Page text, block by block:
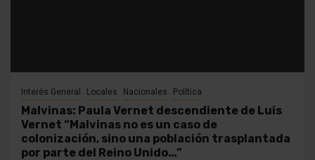
Interés General Locales Nacionales Política
Malvinas: Paula Vernet descendiente de Luis
Vernet “Malvinas no es un caso de
colonización, sino una población trasplantada
por parte del Reino Unido…”